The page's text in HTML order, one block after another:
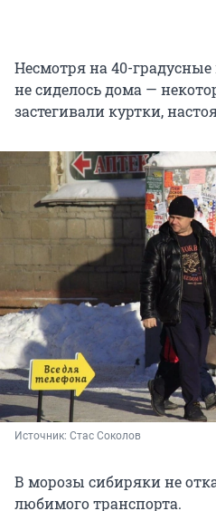
Несмотря на 40-
не сиделось дома —
застегивали куртки,
Источник: Стас Соколов
В морозы сибиряки не
любимого транспорта.